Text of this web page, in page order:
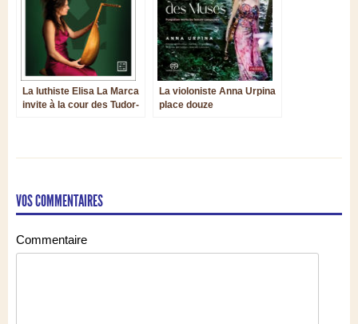
La luthiste Elisa La Marca
invite à la cour des Tudor-
La violoniste Anna Urpina
place douze
VOS COMMENTAIRES
Commentaire